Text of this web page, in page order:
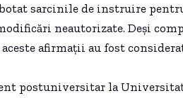
sarcinile de instruire
neautorizate. Deși
afirmații au fost
postuniversitar la